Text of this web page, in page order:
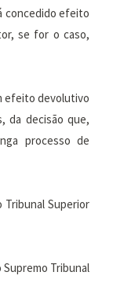
efeito
se for o caso,
devolutivo
da decisão que,
processo de
Superior
Tribunal